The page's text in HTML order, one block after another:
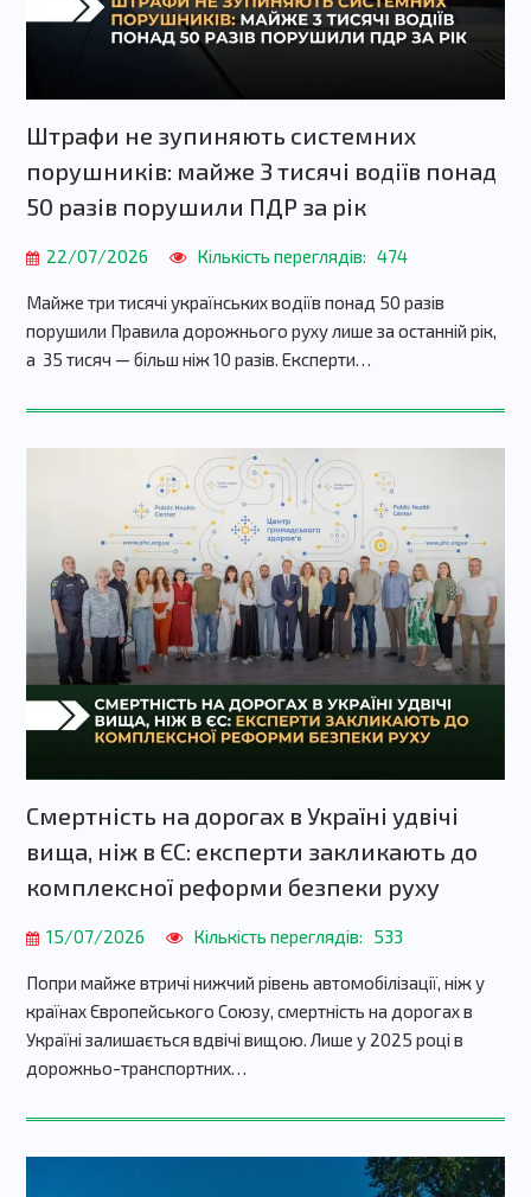
Штрафи не зупиняють системних
порушників: майже 3 тисячі водіїв понад
50 разів порушили ПДР за рік
22/07/2026 Кількість переглядів: 474
Майже три тисячі українських водіїв понад 50 разів
порушили Правила дорожнього руху лише за останній рік,
а 35 тисяч — більш ніж 10 разів. Експерти…
Смертність на дорогах в Україні удвічі
вища, ніж в ЄС: експерти закликають до
комплексної реформи безпеки руху
15/07/2026 Кількість переглядів: 533
Попри майже втричі нижчий рівень автомобілізації, ніж у
країнах Європейського Союзу, смертність на дорогах в
Україні залишається вдвічі вищою. Лише у 2025 році в
дорожньо-транспортних…